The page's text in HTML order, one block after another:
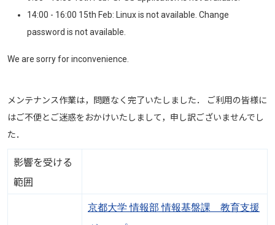
14:00 - 16:00 15th Feb: Linux is not available. Change
password is not available.
We are sorry for inconvenience.
メンテナンス作業は，問題なく完了いたしました． ご利用の皆様に
はご不便とご迷惑をおかけいたしまして，申し訳ございませんでし
た．
影響を受ける
範囲
京都大学 情報部 情報基盤課 教育支援